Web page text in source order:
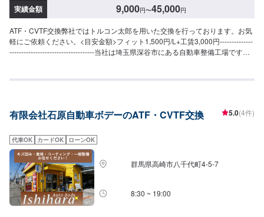
実績金額 9,000円〜45,000円
ATF・CVTF交換弊社ではトルコン太郎を用いた交換を行っております。お気
軽にご依頼ください。<目安金額>フィット1,500円/L+工賃3,000円--------------
------------------------------------当社は埼玉県深谷市にある自動車整備工場です。
しておりますが、車検やパーツ取り付け等まで幅広くご対応させていただき
ただけるよう、丁寧に作業に取り組ませていただきます。
有限会社石原自動車ボデーのATF・CVTF交換 5.0(4件)
代車OK カードOK ローンOK
群馬県高崎市八千代町4-5-7
8:30 ~ 19:00